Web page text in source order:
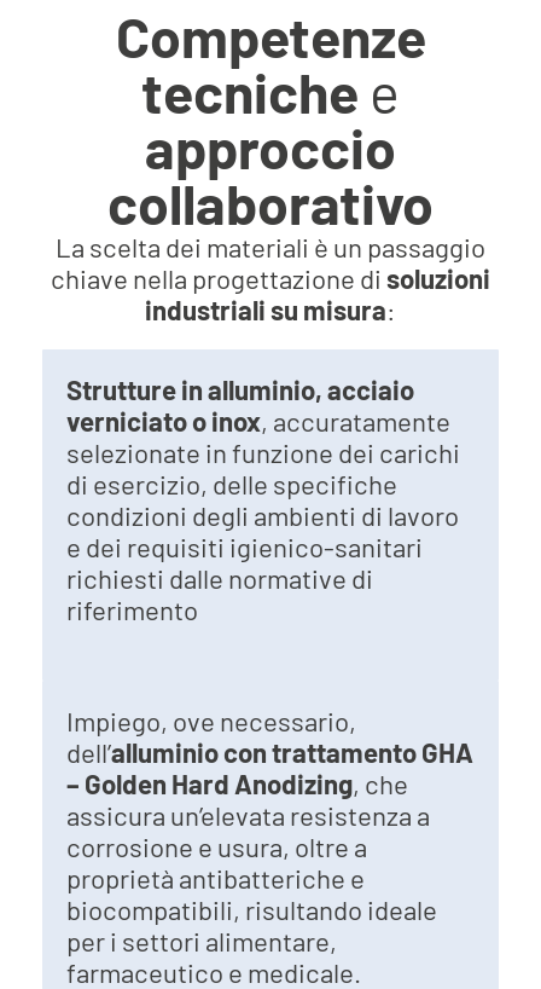
Competenze
tecniche e
approccio
collaborativo
La scelta dei materiali è un passaggio
chiave nella progettazione di soluzioni
industriali su misura:
Strutture in alluminio, acciaio
verniciato o inox, accuratamente
selezionate in funzione dei carichi
di esercizio, delle specifiche
condizioni degli ambienti di lavoro
e dei requisiti igienico-sanitari
richiesti dalle normative di
riferimento
Impiego, ove necessario,
dell’alluminio con trattamento GHA
– Golden Hard Anodizing, che
assicura un’elevata resistenza a
corrosione e usura, oltre a
proprietà antibatteriche e
biocompatibili, risultando ideale
per i settori alimentare,
farmaceutico e medicale.